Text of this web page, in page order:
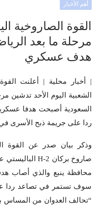
أهم الأخبار
القوة الصاروخية
مرحلة ما بعد
هدف عسكري
| أخبار محلية | أعلنت
الشعبية اليوم الأحد تدشين
السعودية أصبحت هدفا
ردا على جريمة ذبح الأسرى
وذكر بيان صدر عن القوة
صاروخ بركان 2-
Hالباليستي
محافظة ينبع والذي أصاب
سوف تستمر في تصاعد ردا
“تحالف العدوان من المساس